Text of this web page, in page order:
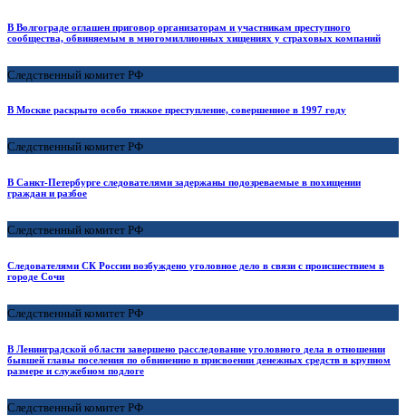
В Волгограде оглашен приговор организаторам и участникам преступного
сообщества, обвиняемым в многомиллионных хищениях у страховых компаний
Следственный комитет РФ
В Москве раскрыто особо тяжкое преступление, совершенное в 1997 году
Следственный комитет РФ
В Санкт-Петербурге следователями задержаны подозреваемые в похищении
граждан и разбое
Следственный комитет РФ
Следователями СК России возбуждено уголовное дело в связи с происшествием в
городе Сочи
Следственный комитет РФ
В Ленинградской области завершено расследование уголовного дела в отношении
бывшей главы поселения по обвинению в присвоении денежных средств в крупном
размере и служебном подлоге
Следственный комитет РФ